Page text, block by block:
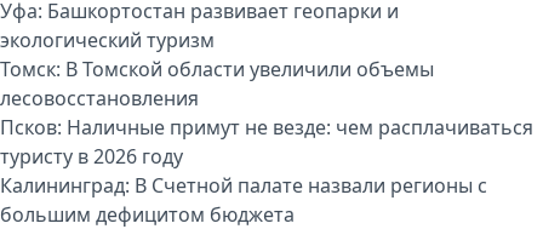
Уфа: Башкортостан развивает геопарки и
экологический туризм
Томск: В Томской области увеличили объемы
лесовосстановления
Псков: Наличные примут не везде: чем расплачиваться
туристу в 2026 году
Калининград: В Счетной палате назвали регионы с
большим дефицитом бюджета